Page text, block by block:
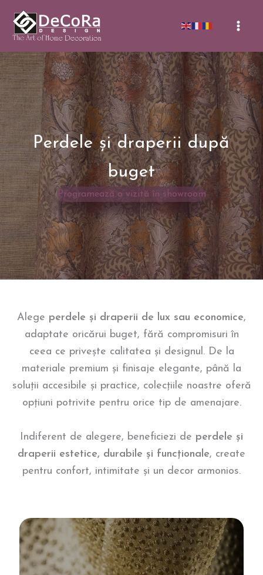
content
Perdele și draperii după
buget
Programează o vizită în showroom
Alege perdele și draperii de lux sau economice,
adaptate oricărui buget, fără compromisuri în
ceea ce privește calitatea și designul. De la
materiale premium și finisaje elegante, până la
soluții accesibile și practice, colecțiile noastre oferă
opțiuni potrivite pentru orice tip de amenajare.
Indiferent de alegere, beneficiezi de perdele și
draperii estetice, durabile și funcționale, create
pentru confort, intimitate și un decor armonios.